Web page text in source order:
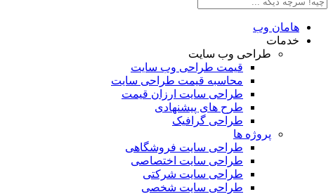
هامان وب
خدمات
طراحی وب سایت
قیمت طراحی وب سایت
محاسبه قیمت طراحی سایت
طراحی سایت ارزان قیمت
طرح های پیشنهادی
طراحی گرافیک
پروژه ها
طراحی سایت فروشگاهی
طراحی سایت اختصاصی
طراحی سایت شرکتی
طراحی سایت شخصی